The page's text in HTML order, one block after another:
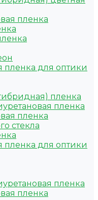
пленка
пленка для оптики
пленка
пленка
пленка
стекла
пленка для оптики
пленка
пленка